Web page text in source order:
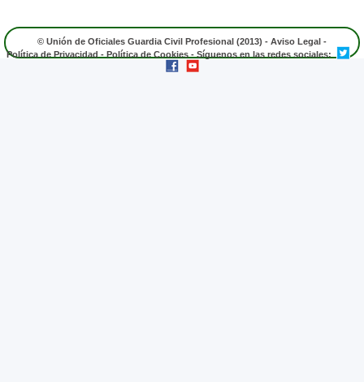
© Unión de Oficiales Guardia Civil Profesional (2013) - Aviso Legal -
Política de Privacidad-Política de Cookies- Síguenos en las redes sociales: